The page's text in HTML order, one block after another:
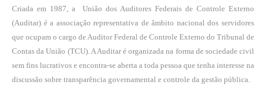
Criada em 1987, a União dos Auditores Federais de Controle Externo
(Auditar) é a associação representativa de âmbito nacional dos servidores
que ocupam o cargo de Auditor Federal de Controle Externo do Tribunal de
Contas da União (TCU). A Auditar é organizada na forma de sociedade civil
sem fins lucrativos e encontra-se aberta a toda pessoa que tenha interesse na
discussão sobre transparência governamental e controle da gestão pública.